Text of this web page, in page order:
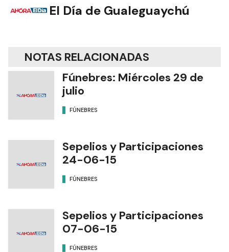
El Día de Gualeguaychú
NOTAS RELACIONADAS
Fúnebres: Miércoles 29 de
julio
FÚNEBRES
Sepelios y Participaciones
24-06-15
FÚNEBRES
Sepelios y Participaciones
07-06-15
FÚNEBRES